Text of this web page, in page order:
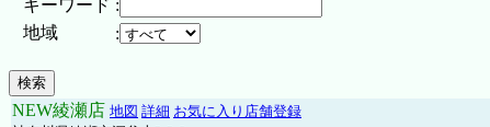
キーワード :
地域
:
NEW綾瀬店 地図 詳細 お気に入り店舗登録